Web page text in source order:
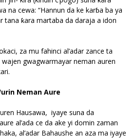
na cewa: “Hannun da ke karɓa ba ya
tana ƙara martaba da daraja a idon
za mu fahinci al’adar zance ta
gwagwarmayar neman auren
Neman Aure
Hausawa, iyaye suna da
al’ada ce da ake yi domin zaman
al’adar Bahaushe an aza ma iyaye